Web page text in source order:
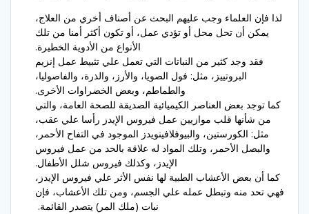
لذا فإن العلماء وجب عليهم البحث عن أصناف أخري من العلاج،
يمكن أن تحل محل أو تؤدي عمل، أو تكون أكثر أمنا من تلك
الأنواع من الأدوية الخطيرة.
فقد وجد كثير من النباتات التي تعمل علي تثبيط عمل إنزيم
البروتييز، مثل: فول الصويا، والأرز، والذرة، والفاصوليا،
والطماطم، وبعض الخضراوات الأخرى.
كما توجد بعض العناصر الكيميائية الصديقة للصحة العامة، والتي
من شأنها قلب موازيين عمل فيروس الإيدز رأسا علي عقب،
مثل: الكورستين، والبيوفلافينويدز الموجود في التفاح الأحمر،
والبصل الأحمر، وتلك المواد له علاقة بالحد من عمل فيروس
الإيدز، وكذلك فيروس شلل الأطفال.
كما أن بعض الأعشاب الطبية لها نفس الأثر علي فيروس الإيدز،
فهي تحد منه وتبطل عمله علي الجسم، ومن تلك الأعشاب، فإن
نبات (ملك المر) يتصدر القائمة.